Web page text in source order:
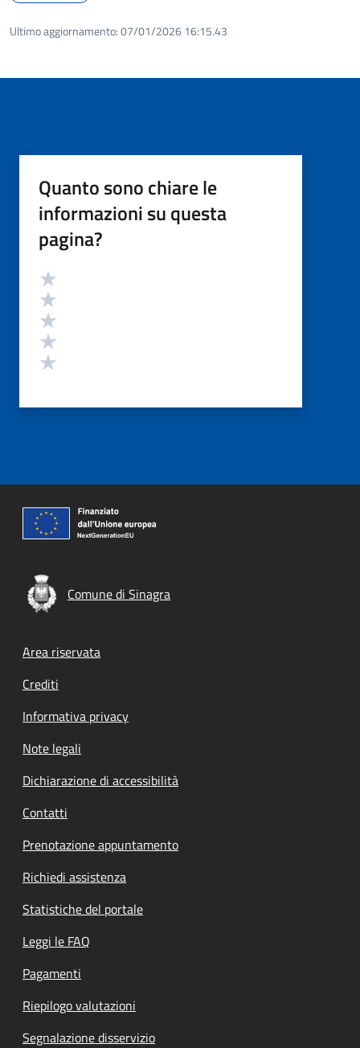
Ultimo aggiornamento:07/01/2026 16:15.43
Quanto sono chiare le
informazioni su questa
pagina?
Valutazione
Comune di Sinagra
Footer menu
Area riservata
Crediti
Informativa privacy
Note legali
Dichiarazione di accessibilità
Contatti
Prenotazione appuntamento
Richiedi assistenza
Statistiche del portale
Leggi le FAQ
Pagamenti
Riepilogo valutazioni
Segnalazione disservizio